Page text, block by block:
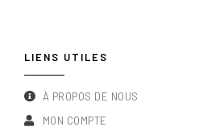
LIENS UTILES
À PROPOS DE NOUS
MON COMPTE